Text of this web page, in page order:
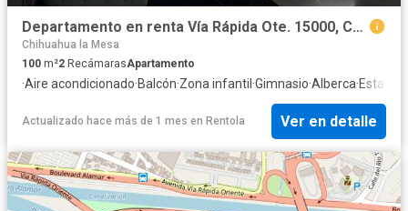
Departamento en renta Vía Rápida Ote. 15000, Chapultepec Alamar, 22110 Tijuana, B.c México
Chihuahua la Mesa
100 m²2 RecámarasApartamento
·Aire acondicionado·Balcón·Zona infantil ·Gimnasio·Alberca·
Actualizado hace más de 1 mes en Rentola Ver en detalle